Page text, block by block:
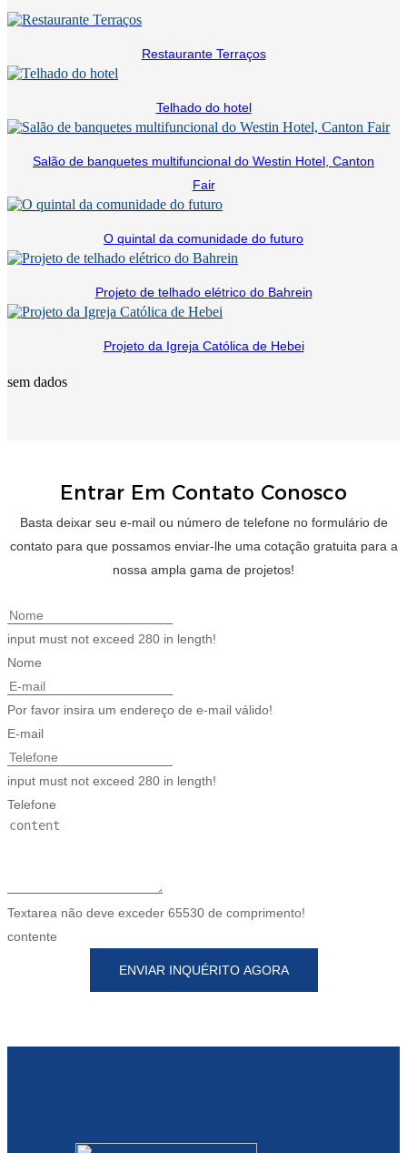
Restaurante Terraços
Telhado do hotel
Salão de banquetes multifuncional do Westin Hotel, Canton
Fair
O quintal da comunidade do futuro
Projeto de telhado elétrico do Bahrein
Projeto da Igreja Católica de Hebei
sem dados
Entrar Em Contato Conosco
Basta deixar seu e-mail ou número de telefone no formulário de
contato para que possamos enviar-lhe uma cotação gratuita para a
nossa ampla gama de projetos!
input must not exceed 280 in length!
Nome
Por favor insira um endereço de e-mail válido!
E-mail
input must not exceed 280 in length!
Telefone
Textarea não deve exceder 65530 de comprimento!
contente
ENVIAR INQUÉRITO AGORA